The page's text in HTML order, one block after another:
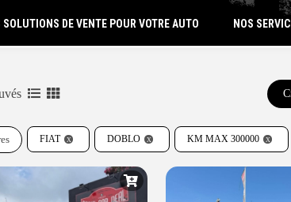
SOLUTIONS DE VENTE POUR VOTRE AUTO NOS
FIAT DOBLO KM MAX 300000